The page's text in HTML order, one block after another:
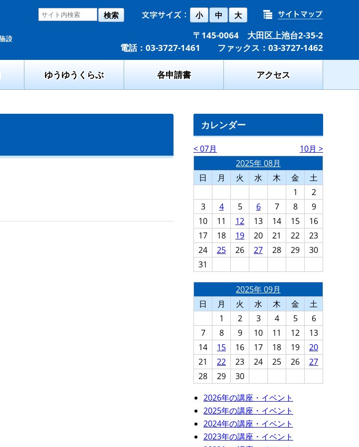
小 中 大
検索
〒145-0064 大田区上池台2-35-2
電話：03-3727-1461 ファックス：03-3727-1462
ゆうゆうくらぶ 各申請書 アクセス
カレンダー
< 07月
10月 >
2025年 08月
日
月 火 水 木 金
土
1
2
3
4 5 6 7 8
9
10
11 12 13 14 15
16
17
18 19 20 21 22
23
24
25 26 27 28 29
30
31
2025年 09月
日
月 火 水 木 金
土
1
2 3 4 5
6
7
8 9 10 11 12
13
14
15 16 17 18 19
20
21
22 23 24 25 26
27
28
29
30
2026年の講座・イベント
2025年の講座・イベント
2024年の講座・イベント
2023年の講座・イベント